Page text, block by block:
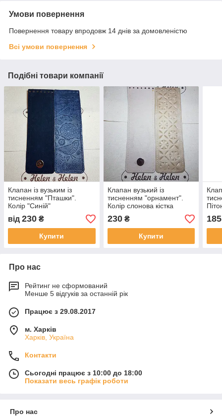
Умови повернення
Повернення товару впродовж 14 днів за домовленістю
Всі умови повернення
Подібні товари компанії
Клапан із вузьким із
тисненням "Пташки".
Колір "Синій"
від 230 ₴
Купити
Клапан вузький із
тисненням "орнамент".
Колір слонова кістка
230₴
Купити
185
Про нас
Рейтинг не сформований
Менше 5 відгуків за останній рік
Працює з 29.08.2017
м. Харків
Харків, Україна
Контакти
Сьогодні працює з 10:00 до 18:00
Показати весь графік роботи
Про нас